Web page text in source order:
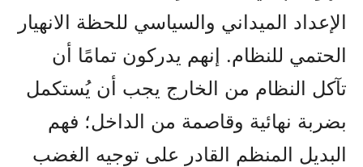
الإعداد الميداني والسياسي للحظة الانهيار
الحتمي للنظام. إنهم يدركون تمامًا أن
تآكل النظام من الخارج يجب أن يُستكمل
بضربة نهائية وقاصمة من الداخل؛ فهم
البديل المنظم القادر على توجيه الغضب